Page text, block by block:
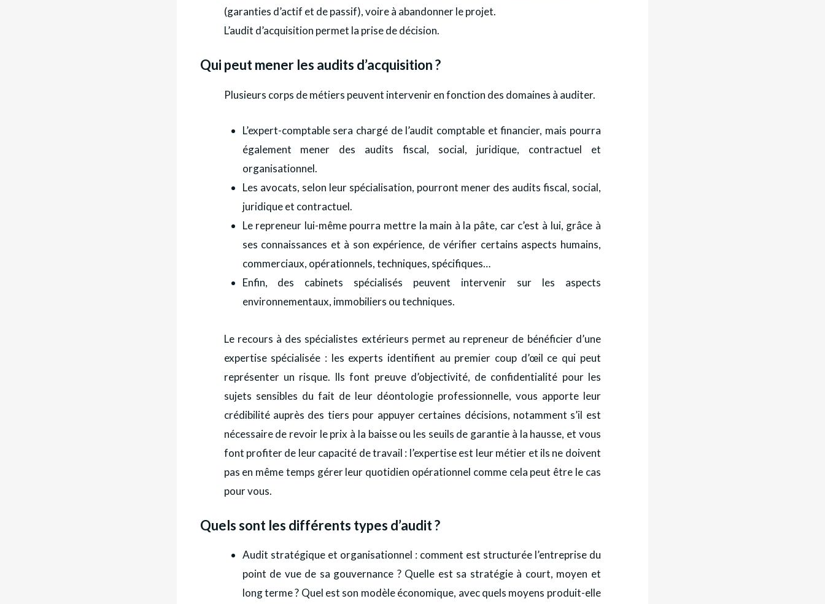
(garanties d’actif et de passif), voire à abandonner le projet.
L’audit d’acquisition permet la prise de décision.
Qui peut mener les audits d’acquisition ?
Plusieurs corps de métiers peuvent intervenir en fonction des domaines à auditer.
L’expert-comptable sera chargé de l’audit comptable et financier, mais pourra
également mener des audits fiscal, social, juridique, contractuel et
organisationnel.
Les avocats, selon leur spécialisation, pourront mener des audits fiscal, social,
juridique et contractuel.
Le repreneur lui-même pourra mettre la main à la pâte, car c’est à lui, grâce à
ses connaissances et à son expérience, de vérifier certains aspects humains,
commerciaux, opérationnels, techniques, spécifiques…
Enfin, des cabinets spécialisés peuvent intervenir sur les aspects
environnementaux, immobiliers ou techniques.
Le recours à des spécialistes extérieurs permet au repreneur de bénéficier d’une
expertise spécialisée : les experts identifient au premier coup d’œil ce qui peut
représenter un risque. Ils font preuve d’objectivité, de confidentialité pour les
sujets sensibles du fait de leur déontologie professionnelle, vous apporte leur
crédibilité auprès des tiers pour appuyer certaines décisions, notamment s’il est
nécessaire de revoir le prix à la baisse ou les seuils de garantie à la hausse, et vous
font profiter de leur capacité de travail : l’expertise est leur métier et ils ne doivent
pas en même temps gérer leur quotidien opérationnel comme cela peut être le cas
pour vous.
Quels sont les différents types d’audit ?
Audit stratégique et organisationnel : comment est structurée l’entreprise du
point de vue de sa gouvernance ? Quelle est sa stratégie à court, moyen et
long terme ? Quel est son modèle économique, avec quels moyens produit-elle